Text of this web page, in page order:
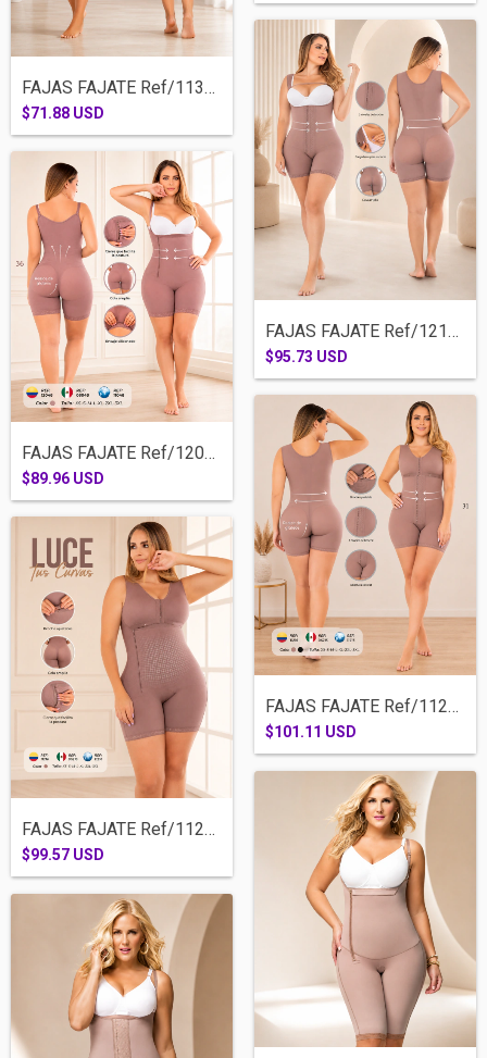
FAJAS FAJATE Ref/11350-MEDIA PIERNA ESTR...
$71.88 USD
FAJAS FAJATE Ref/12048-MEDIA PIERNA SISA...
$89.96 USD
FAJAS FAJATE Ref/12185 MEDIA PIERNA TIRA...
$95.73 USD
FAJAS FAJATE Ref/11216-MEDIA PIERNA BRAS...
$99.57 USD
FAJAS FAJATE Ref/11215-MEDIA PIERNA BRAS...
$101.11 USD